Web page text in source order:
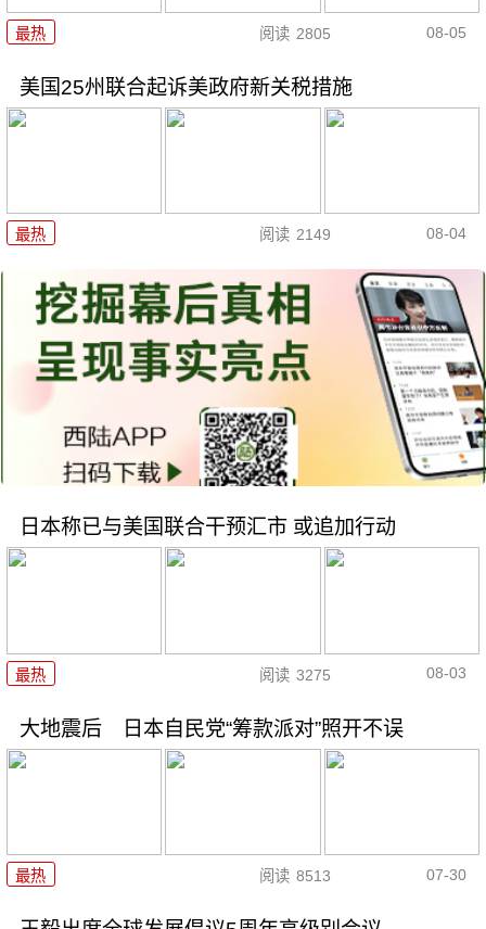
最热 阅读 2805 08-05
美国25州联合起诉美政府新关税措施
最热 阅读 2149 08-04
日本称已与美国联合干预汇市 或追加行动
最热 阅读 3275 08-03
大地震后 日本自民党“筹款派对”照开不误
最热 阅读 8513 07-30